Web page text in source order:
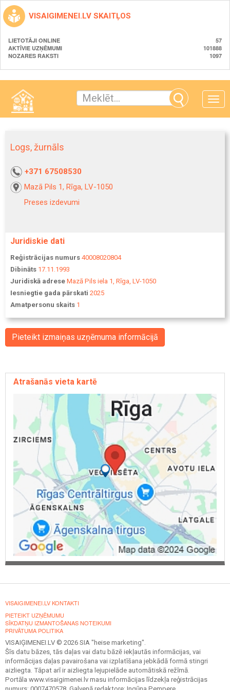
VISAIGIMENEI.LV SKAITĻOS
LIETOTĀJI ONLINE
57
AKTĪVIE UZŅĒMUMI
101888
NOZARES RAKSTI
1097
Toggle
Logs, žurnāls
+371 67508530
Mazā Pils 1, Rīga, LV-1050
Preses izdevumi
Juridiskie dati
Reģistrācijas numurs 40008020804
Dibināts 17.11.1993
Juridiskā adrese Mazā Pils iela 1, Rīga, LV-1050
Iesniegtie gada pārskati 2025
Amatpersonu skaits 1
Pieteikt izmaiņas uzņēmuma informācijā
Atrašanās vieta kartē
VISAIGIMENEI.LV KONTAKTI
PIETEIKT UZŅĒMUMU
SĪKDATŅU IZMANTOŠANAS NOTEIKUMI
PRIVĀTUMA POLITIKA
VISAIĢIMENEI.LV © 2026 SIA "heise marketing".
Šīs datu bāzes, tās daļas vai datu bāzē iekļautās informācijas, vai
informācijas daļas pavairošana vai izplatīšana jebkādā formā stingri
aizliegta. Tāpat arī ir aizliegta lejupielāde automātiskā režīmā.
Portāla www.visaigimenei.lv masu informācijas līdzekļa reģistrācijas